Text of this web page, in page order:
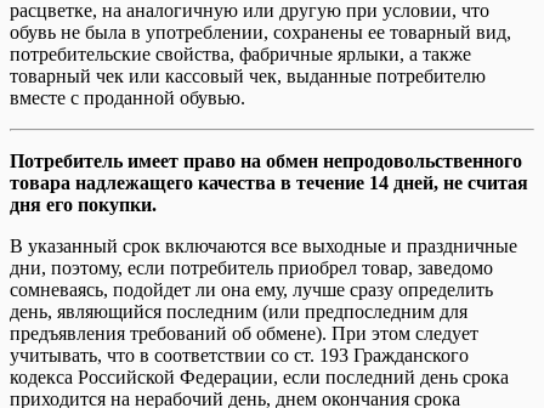
расцветке, на аналогичную или другую при условии, что
обувь не была в употреблении, сохранены ее товарный вид,
потребительские свойства, фабричные ярлыки, а также
товарный чек или кассовый чек, выданные потребителю
вместе с проданной обувью.
Потребитель имеет право на обмен непродовольственного
товара надлежащего качества в течение 14 дней, не считая
дня его покупки.
В указанный срок включаются все выходные и праздничные
дни, поэтому, если потребитель приобрел товар, заведомо
сомневаясь, подойдет ли она ему, лучше сразу определить
день, являющийся последним (или предпоследним для
предъявления требований об обмене). При этом следует
учитывать, что в соответствии со ст. 193 Гражданского
кодекса Российской Федерации, если последний день срока
приходится на нерабочий день, днем окончания срока